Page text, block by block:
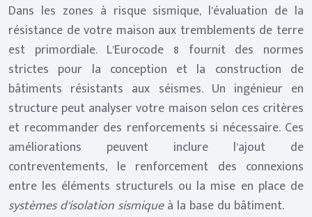
Dans les zones à risque sismique, l’évaluation de la
résistance de votre maison aux tremblements de terre
est primordiale. L’Eurocode 8 fournit des normes
strictes pour la conception et la construction de
bâtiments résistants aux séismes. Un ingénieur en
structure peut analyser votre maison selon ces critères
et recommander des renforcements si nécessaire. Ces
améliorations peuvent inclure l’ajout de
contreventements, le renforcement des connexions
entre les éléments structurels ou la mise en place de
systèmes d’isolation sismiqueà la base du bâtiment.